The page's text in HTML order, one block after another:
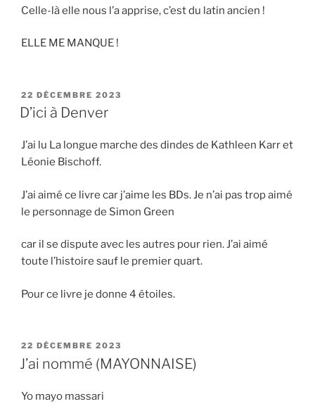
Celle-là elle nous l’a apprise, c’est du latin ancien !
ELLE ME MANQUE !
PUBLIÉ
LE
22 DÉCEMBRE 2023
D’ici à Denver
J’ai lu La longue marche des dindes de Kathleen Karr et
Léonie Bischoff.
J’ai aimé ce livre car j’aime les BDs. Je n’ai pas trop aimé
le personnage de Simon Green
car il se dispute avec les autres pour rien. J’ai aimé
toute l’histoire sauf le premier quart.
Pour ce livre je donne 4 étoiles.
PUBLIÉ
LE
22 DÉCEMBRE 2023
J’ai nommé (MAYONNAISE)
Yo mayo massari